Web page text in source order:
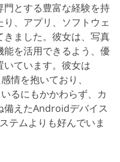
とする豊富な経験を持
、アプリ、ソフトウェ
ました。彼女は、写真
を活用できるよう、優
ています。彼女は
情を抱いており、
るにもかかわらず、カ
備えたAndroidデバイス
テムよりも好んでいま